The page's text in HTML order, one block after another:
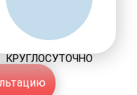
КРУГЛОСУТОЧНО